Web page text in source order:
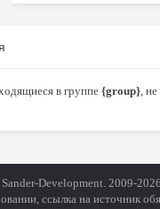
в группе {group}, не
Development. 2009-
ссылка на источник